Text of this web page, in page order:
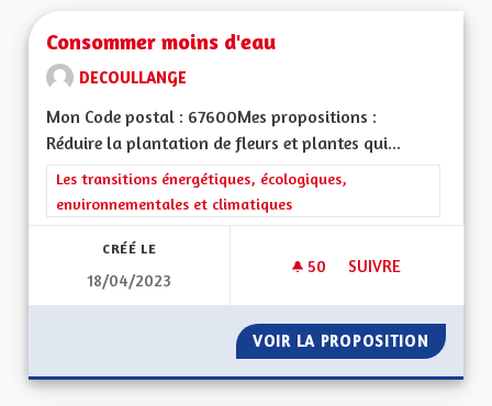
Consommer moins d'eau
DECOULLANGE
Mon Code postal : 67600Mes propositions :
Réduire la plantation de fleurs et plantes qui...
Filtrer les résultats de la catégorie : Les transitions
Les transitions énergétiques, écologiques,
environnementales et climatiques
CRÉÉ LE
18/04/2023
50 50 ABONNÉS
SUIVRE
VOIR LA PROPOSITION